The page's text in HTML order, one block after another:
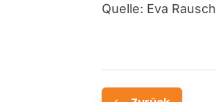
Quelle: Eva Rausch